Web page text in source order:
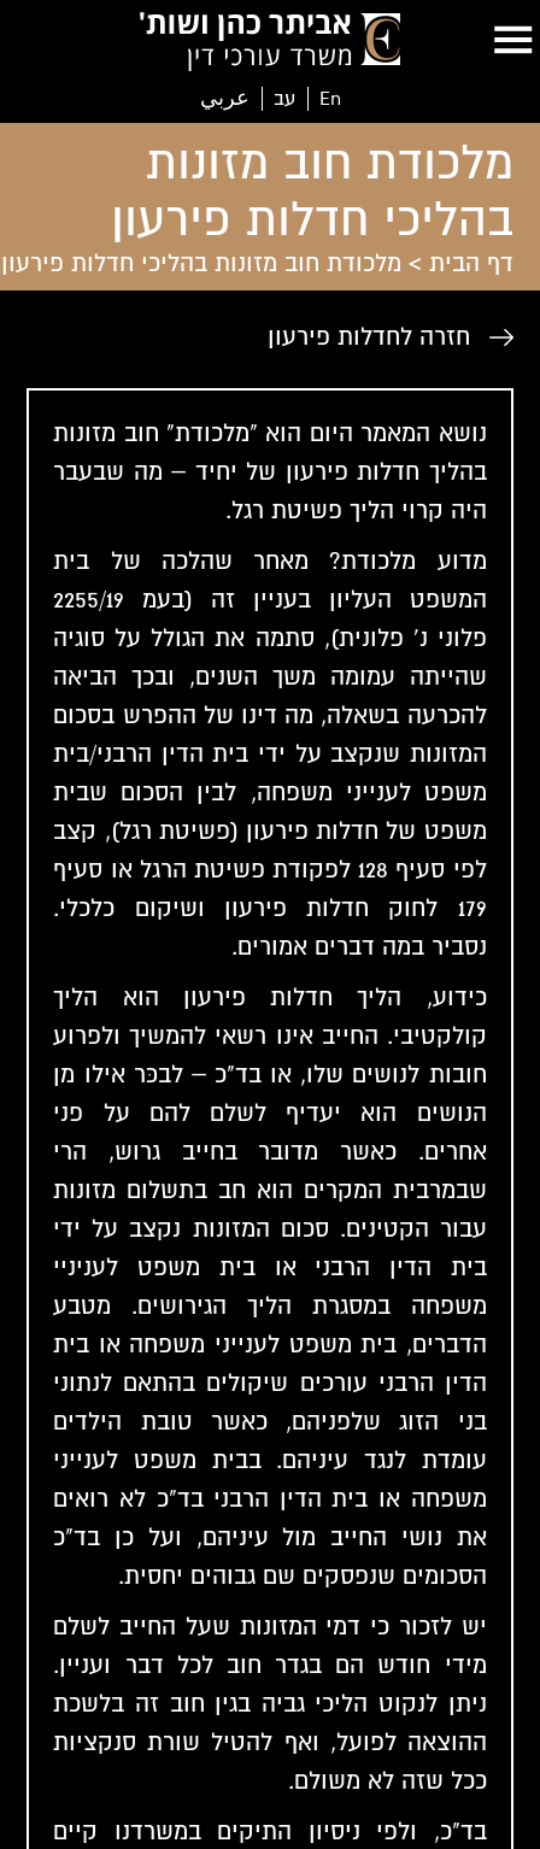
En עב عربي
מלכודת חוב מזונות
בהליכי חדלות פירעון
דף הבית > מלכודת חוב מזונות בהליכי חדלות פירעון
חזרה לחדלות פירעון
נושא המאמר היום הוא "מלכודת" חוב מזונות
בהליך חדלות פירעון של יחיד – מה שבעבר
היה קרוי הליך פשיטת רגל.
מדוע מלכודת? מאחר שהלכה של בית
המשפט העליון בעניין זה (בעמ 2255/19
פלוני נ' פלונית), סתמה את הגולל על סוגיה
שהייתה עמומה משך השנים, ובכך הביאה
להכרעה בשאלה, מה דינו של ההפרש בסכום
המזונות שנקצב על ידי בית הדין הרבני/בית
משפט לענייני משפחה, לבין הסכום שבית
משפט של חדלות פירעון (פשיטת רגל), קצב
לפי סעיף 128 לפקודת פשיטת הרגל או סעיף
179 לחוק חדלות פירעון ושיקום כלכלי.
נסביר במה דברים אמורים.
כידוע, הליך חדלות פירעון הוא הליך
קולקטיבי. החייב אינו רשאי להמשיך ולפרוע
חובות לנושים שלו, או בד"כ – לבכּר אילו מן
הנושים הוא יעדיף לשלם להם על פני
אחרים. כאשר מדובר בחייב גרוש, הרי
שבמרבית המקרים הוא חב בתשלום מזונות
עבור הקטינים. סכום המזונות נקצב על ידי
בית הדין הרבני או בית משפט לעניניי
משפחה במסגרת הליך הגירושים. מטבע
הדברים, בית משפט לענייני משפחה או בית
הדין הרבני עורכים שיקולים בהתאם לנתוני
בני הזוג שלפניהם, כאשר טובת הילדים
עומדת לנגד עיניהם. בבית משפט לענייני
משפחה או בית הדין הרבני בד"כ לא רואים
את נושי החייב מול עיניהם, ועל כן בד"כ
הסכומים שנפסקים שם גבוהים יחסית.
יש לזכור כי דמי המזונות שעל החייב לשלם
מידי חודש הם בגדר חוב לכל דבר ועניין.
ניתן לנקוט הליכי גביה בגין חוב זה בלשכת
ההוצאה לפועל, ואף להטיל שורת סנקציות
ככל שזה לא משולם.
בד"כ, ולפי ניסיון התיקים במשרדנו קיים